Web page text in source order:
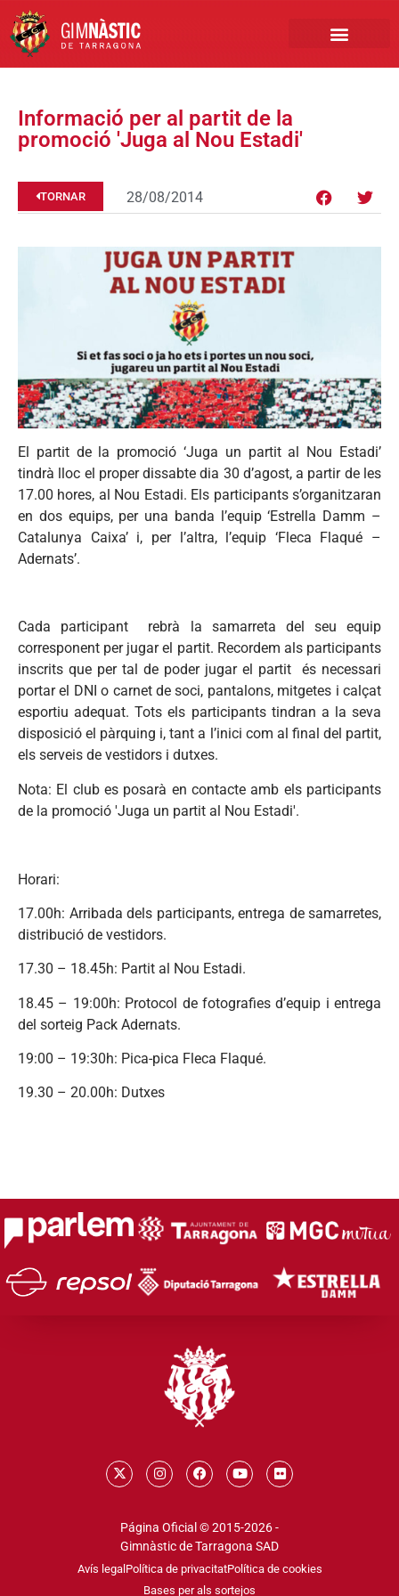
Informació per al partit de la
promoció 'Juga al Nou Estadi'
TORNAR 28/08/2014
El partit de la promoció ‘Juga un partit al Nou Estadi’
tindrà lloc el proper dissabte dia 30 d’agost, a partir de les
17.00 hores, al Nou Estadi. Els participants s’organitzaran
en dos equips, per una banda l’equip ‘Estrella Damm –
Catalunya Caixa’ i, per l’altra, l’equip ‘Fleca Flaqué –
Adernats’.
Cada participant rebrà la samarreta del seu equip
corresponent per jugar el partit. Recordem als participants
inscrits que per tal de poder jugar el partit és necessari
portar el DNI o carnet de soci, pantalons, mitgetes i calçat
esportiu adequat. Tots els participants tindran a la seva
disposició el pàrquing i, tant a l’inici com al final del partit,
els serveis de vestidors i dutxes.
Nota: El club es posarà en contacte amb els participants
de la promoció 'Juga un partit al Nou Estadi'.
Horari:
17.00h: Arribada dels participants, entrega de samarretes,
distribució de vestidors.
17.30 – 18.45h: Partit al Nou Estadi.
18.45 – 19:00h: Protocol de fotografies d’equip i entrega
del sorteig Pack Adernats.
19:00 – 19:30h: Pica-pica Fleca Flaqué.
19.30 – 20.00h: Dutxes
Página Oficial © 2015-2026 -
Gimnàstic de Tarragona SAD
Avís legal Política de privacitatPolítica de cookies
Bases per als sortejos